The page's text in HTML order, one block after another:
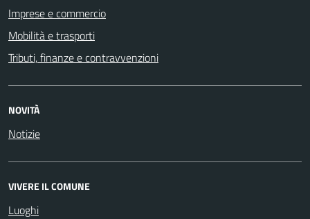
Imprese e commercio
Mobilità e trasporti
Tributi, finanze e contravvenzioni
NOVITÀ
Notizie
VIVERE IL COMUNE
Luoghi